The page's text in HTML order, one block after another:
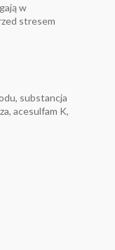
w
stresem
substancja
acesulfam K,